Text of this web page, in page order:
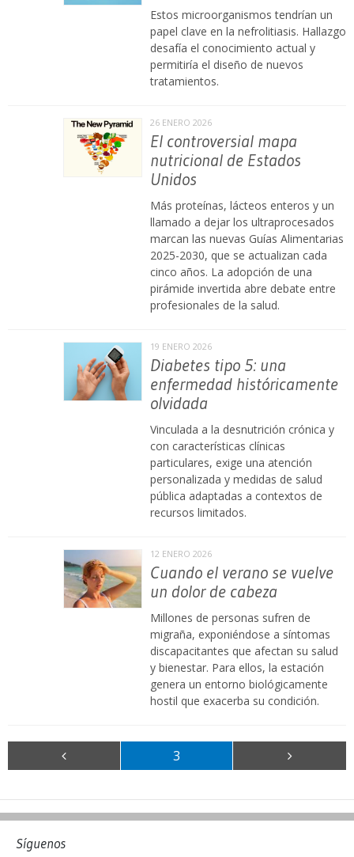
Estos microorganismos tendrían un
papel clave en la nefrolitiasis. Hallazgo
desafía el conocimiento actual y
permitiría el diseño de nuevos
tratamientos.
26 ENERO 2026
El controversial mapa
nutricional de Estados
Unidos
Más proteínas, lácteos enteros y un
llamado a dejar los ultraprocesados
marcan las nuevas Guías Alimentarias
2025-2030, que se actualizan cada
cinco años. La adopción de una
pirámide invertida abre debate entre
profesionales de la salud.
19 ENERO 2026
Diabetes tipo 5: una
enfermedad históricamente
olvidada
Vinculada a la desnutrición crónica y
con características clínicas
particulares, exige una atención
personalizada y medidas de salud
pública adaptadas a contextos de
recursos limitados.
12 ENERO 2026
Cuando el verano se vuelve
un dolor de cabeza
Millones de personas sufren de
migraña, exponiéndose a síntomas
discapacitantes que afectan su salud
y bienestar. Para ellos, la estación
genera un entorno biológicamente
hostil que exacerba su condición.
3
Síguenos